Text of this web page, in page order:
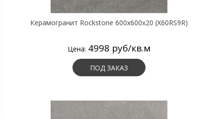
Керамогранит Rockstone 600х600х20 (X60RS9R)
Цена: 4998 руб/кв.м
ПОД ЗАКАЗ